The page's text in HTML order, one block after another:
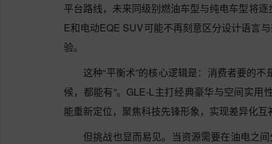
平台路线，未来同级别燃油车型与纯电车型将
E和电动EQE SUV可能不再刻意区分设计语言
验。
这种“平衡术”的核心逻辑是：消费者要的
候，都能有”。GLE-L主打经典豪华与空间实用
能重新定位，聚焦科技先锋形象，实现差异化互
但挑战也显而易见。当资源需要在油电之